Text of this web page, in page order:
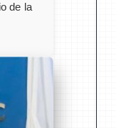
de la